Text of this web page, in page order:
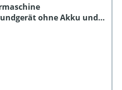
ohne Akku und